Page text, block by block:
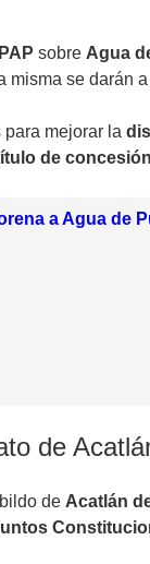
sobre Agua
misma se darán
mejorar la
de concesión
a Agua de
de
de Acatlán